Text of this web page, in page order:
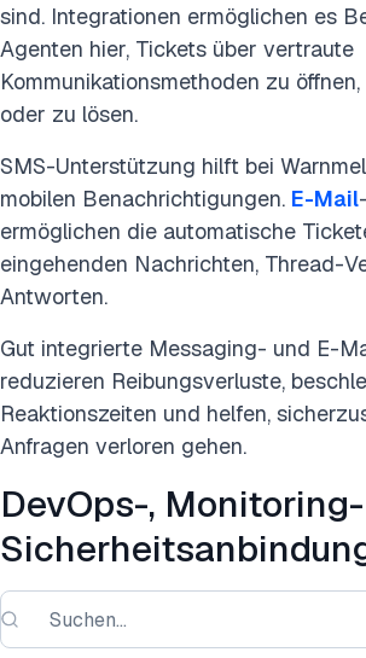
sind. Integrationen ermöglichen es
Agenten hier, Tickets über vertraute
Kommunikationsmethoden zu
oder zu lösen.
SMS-Unterstützung hilft bei
mobilen Benachrichtigungen. E-Mail
ermöglichen die automatische
eingehenden Nachrichten, Thread-
Antworten.
Gut integrierte Messaging- und E-
reduzieren Reibungsverluste,
Reaktionszeiten und helfen,
Anfragen verloren gehen.
DevOps-,